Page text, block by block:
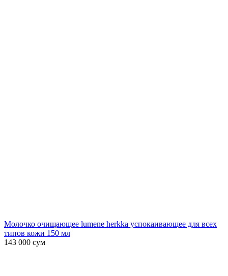
Молочко очищающее lumene herkka успокаивающее для всех
типов кожи 150 мл
143 000 сум